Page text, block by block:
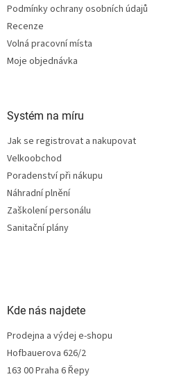
Podmínky ochrany osobních údajů
Recenze
Volná pracovní místa
Moje objednávka
Systém na míru
Jak se registrovat a nakupovat
Velkoobchod
Poradenství při nákupu
Náhradní plnění
Zaškolení personálu
Sanitační plány
Kde nás najdete
Prodejna a výdej e-shopu
Hofbauerova 626/2
163 00 Praha 6 Řepy